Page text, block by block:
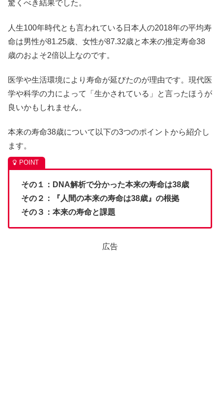
驚くべき結果でした。
人生100年時代とも言われている日本人の2018年の平均寿
命は男性が81.25歳、女性が87.32歳と本来の推定寿命38
歳のおよそ2倍以上なのです。
医学や生活環境により寿命が延びたのが理由です。現代医
学や科学の力によって「生かされている」と言ったほうが
良いかもしれません。
本来の寿命38歳について以下の3つのポイントから紹介し
ます。
その１：DNA解析で分かった本来の寿命は38歳
その２：『人間の本来の寿命は38歳』の根拠
その３：本来の寿命と課題
広告